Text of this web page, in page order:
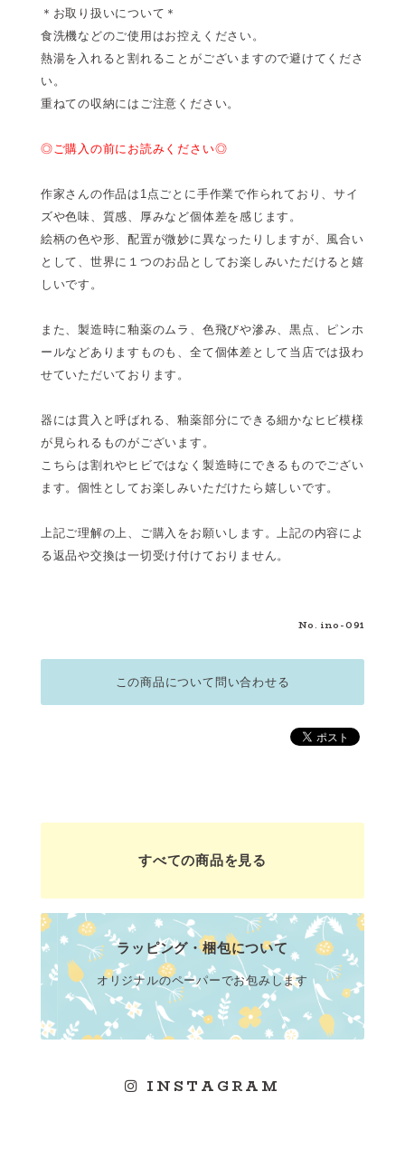
＊お取り扱いについて＊
食洗機などのご使用はお控えください。
熱湯を入れると割れることがございますので避けてくださ
い。
重ねての収納にはご注意ください。
◎ご購入の前にお読みください◎
作家さんの作品は1点ごとに手作業で作られており、サイ
ズや色味、質感、厚みなど個体差を感じます。
絵柄の色や形、配置が微妙に異なったりしますが、風合い
として、世界に１つのお品としてお楽しみいただけると嬉
しいです。
また、製造時に釉薬のムラ、色飛びや滲み、黒点、ピンホ
ールなどありますものも、全て個体差として当店では扱わ
せていただいております。
器には貫入と呼ばれる、釉薬部分にできる細かなヒビ模様
が見られるものがございます。
こちらは割れやヒビではなく製造時にできるものでござい
ます。個性としてお楽しみいただけたら嬉しいです。
上記ご理解の上、ご購入をお願いします。上記の内容によ
る返品や交換は一切受け付けておりません。
No. ino-091
この商品について問い合わせる
すべての商品を見る
ラッピング・梱包について
オリジナルのペーパーでお包みします
INSTAGRAM